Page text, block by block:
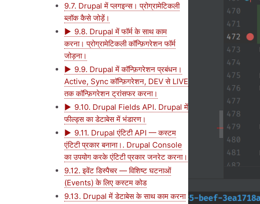
9.7. Drupal में प्लगइन्स। प्रोग्रामेटिकली
ब्लॉक कैसे जोड़ें।
9.8. Drupal में फॉर्म के साथ काम
करना। प्रोग्रामेटिकली कॉन्फ़िगरेशन फॉर्म
जोड़ना।
9.9. Drupal में कॉन्फ़िगरेशन प्रबंधन।
Active, Sync कॉन्फ़िगरेशन, DEV से LIVE
तक कॉन्फ़िगरेशन ट्रांसफर करना।
9.10. Drupal Fields API. Drupal में
फील्ड्स का डेटाबेस में भंडारण।
9.11. Drupal एंटिटी API — कस्टम
एंटिटी प्रकार बनाना।. Drupal Console
का उपयोग करके एंटिटी प्रकार जनरेट करना।
9.12. इवेंट डिस्पैचर — विशिष्ट घटनाओं
(Events) के लिए कस्टम कोड
9.13. Drupal में डेटाबेस के साथ काम करना